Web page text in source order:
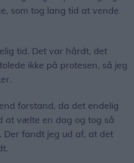
som tog lang tid at vende
tid. Det var hårdt, det
ikke på protesen, så jeg
forstand, da det endelig
at vælte en dag og tog så
Der fandt jeg ud af, at det